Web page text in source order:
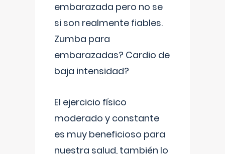
embarazada pero no se
si son realmente fiables.
Zumba para
embarazadas? Cardio de
baja intensidad?
El ejercicio físico
moderado y constante
es muy beneficioso para
nuestra salud, también lo